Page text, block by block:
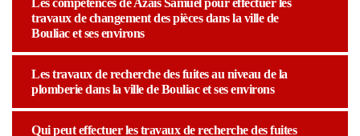
Les compétences de Azais Samuel pour effectuer les
travaux de changement des pièces dans la ville de
Bouliac et ses environs
Les travaux de recherche des fuites au niveau de la
plomberie dans la ville de Bouliac et ses environs
Qui peut effectuer les travaux de recherche des fuites